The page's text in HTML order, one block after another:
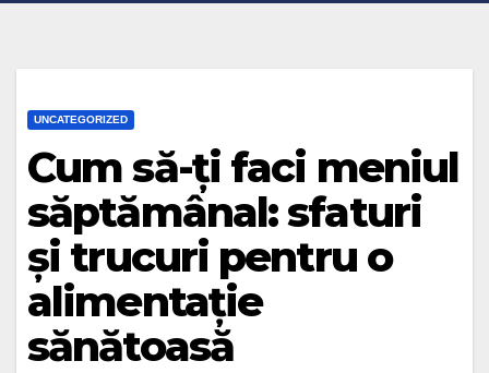
UNCATEGORIZED
Cum să-ți faci meniul
săptămânal: sfaturi
și trucuri pentru o
alimentație
sănătoasă